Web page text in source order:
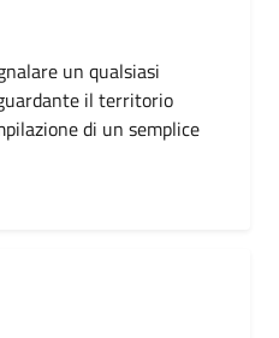
un qualsiasi
il territorio
di un semplice